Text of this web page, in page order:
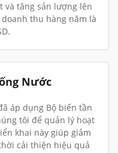
và tăng sản lượng lên
thu hàng năm là
Nước
áp dụng Bộ biến tần
tôi để quản lý hoạt
khai này giúp giảm
cải thiện hiệu quả